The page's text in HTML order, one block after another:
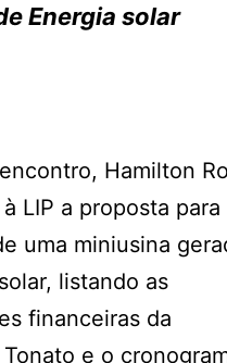
Energia solar
Hamilton
LIP a proposta para
uma miniusina
listando as
financeiras da
e o